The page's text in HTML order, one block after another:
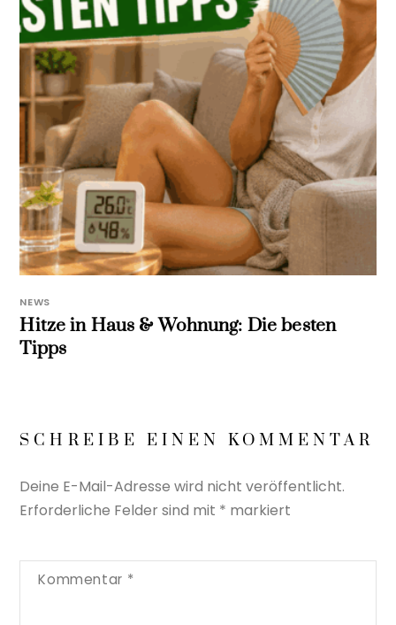
NEWS
Hitze in Haus & Wohnung: Die besten
Tipps
SCHREIBE EINEN KOMMENTAR
Deine E-Mail-Adresse wird nicht veröffentlicht.
Erforderliche Felder sind mit * markiert
Kommentar *